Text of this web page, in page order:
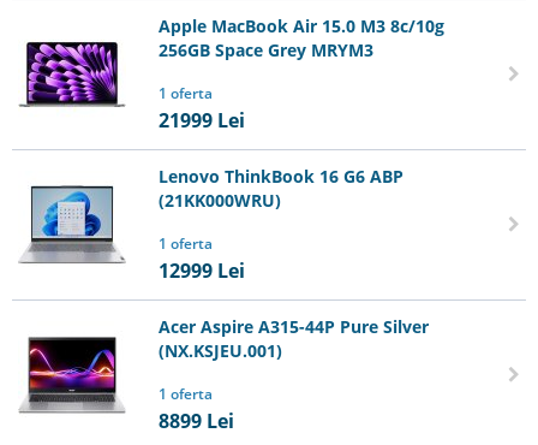
Apple MacBook Air 15.0 M3 8c/10g
256GB Space Grey MRYM3
1 oferta
21999 Lei
Lenovo ThinkBook 16 G6 ABP
(21KK000WRU)
1 oferta
12999 Lei
Acer Aspire A315-44P Pure Silver
(NX.KSJEU.001)
1 oferta
8899 Lei